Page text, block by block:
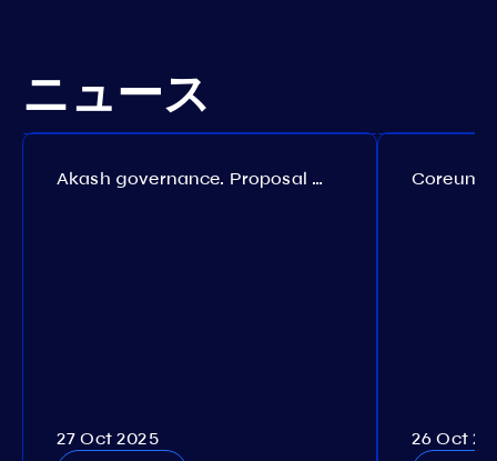
ニュース
Akash governance. Proposal №308
27 Oct 2025 26 Oct